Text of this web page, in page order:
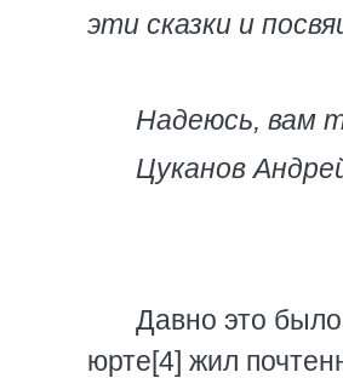
эти сказки и
Надеюсь, вам
Цуканов
Давно это
юрте[4] жил